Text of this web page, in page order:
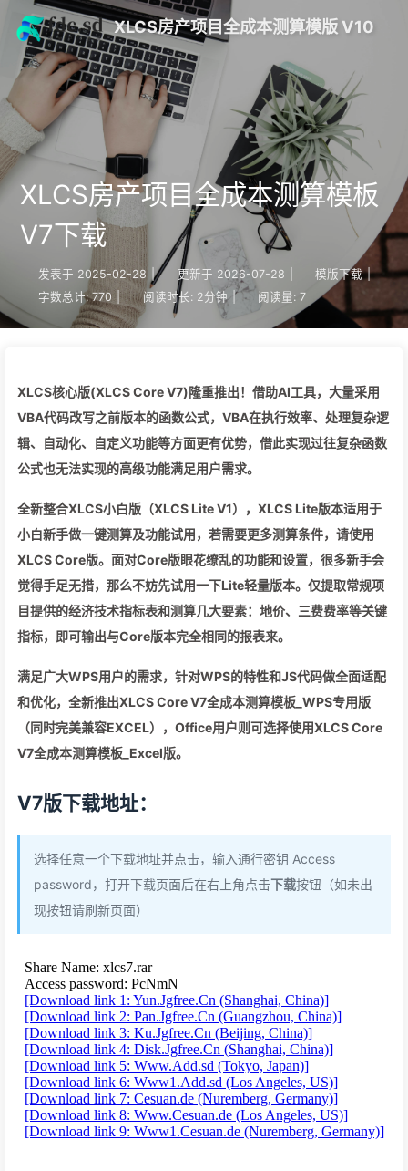
XLCS房产项目全成本测算模版 V10
XLCS房产项目全成本测算模板
V7下载
发表于 2025-02-28 | 更新于 2026-07-28 模版下载 |
字数总计: 770 | 阅读时长: 2分钟 | 阅读量: 7
XLCS核心版(XLCS Core V7)隆重推出！借助AI工具，大量采用
VBA代码改写之前版本的函数公式，VBA在执行效率、处理复杂逻
辑、自动化、自定义功能等方面更有优势，借此实现过往复杂函数
公式也无法实现的高级功能满足用户需求。
全新整合XLCS小白版（XLCS Lite V1），XLCS Lite版本适用于
小白新手做一键测算及功能试用，若需要更多测算条件，请使用
XLCS Core版。面对Core版眼花缭乱的功能和设置，很多新手会
觉得手足无措，那么不妨先试用一下Lite轻量版本。仅提取常规项
目提供的经济技术指标表和测算几大要素：地价、三费费率等关键
指标，即可输出与Core版本完全相同的报表来。
满足广大WPS用户的需求，针对WPS的特性和JS代码做全面适配
和优化，全新推出XLCS Core V7全成本测算模板_WPS专用版
（同时完美兼容EXCEL），Office用户则可选择使用XLCS Core
V7全成本测算模板_Excel版。
V7版下载地址：
选择任意一个下载地址并点击，输入通行密钥 Access
password，打开下载页面后在右上角点击下载按钮（如未出
现按钮请刷新页面）